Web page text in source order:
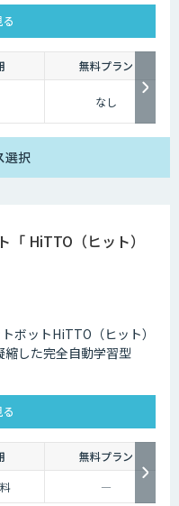
無料プラン
なし
選択
「 HiTTO（ヒット）
ボットHiTTO（ヒット）
した完全自動学習型
無料プラン
―